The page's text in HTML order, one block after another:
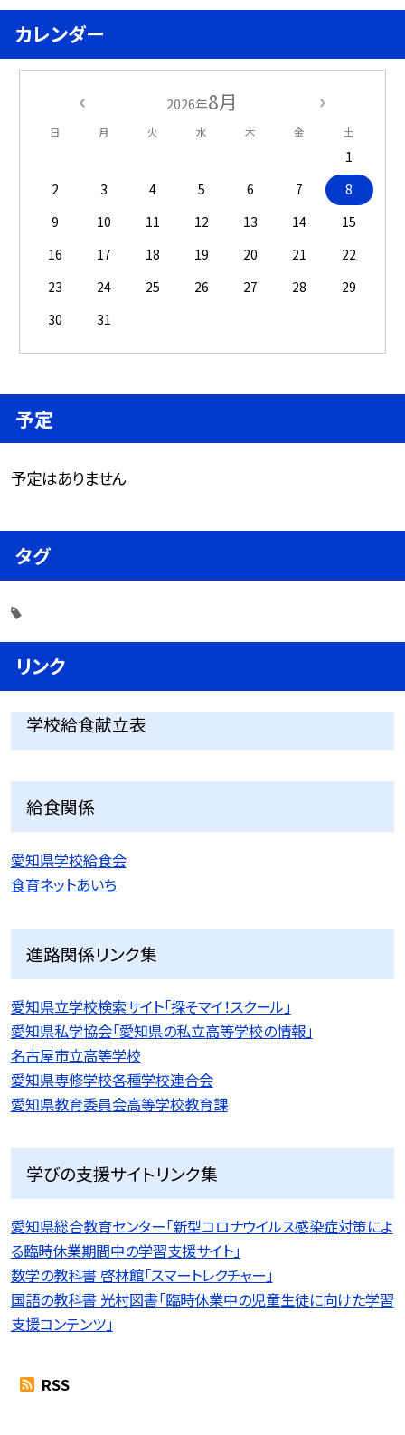
カレンダー
2026年8月
日 月 火 水 木 金 土
1
2
3 4 5 6 7
8
9
10 11 12 13 14
15
16
17 18 19 20 21
22
23
24 25 26 27 28
29
30
31
予定
予定はありません
タグ
リンク
学校給食献立表
給食関係
愛知県学校給食会
食育ネットあいち
進路関係リンク集
愛知県立学校検索サイト「探そマイ！スクール」
愛知県私学協会「愛知県の私立高等学校の情報」
名古屋市立高等学校
愛知県専修学校各種学校連合会
愛知県教育委員会高等学校教育課
学びの支援サイトリンク集
愛知県総合教育センター「新型コロナウイルス感染症対策によ
る臨時休業期間中の学習支援サイト」
数学の教科書 啓林館「スマートレクチャー」
国語の教科書 光村図書「臨時休業中の児童生徒に向けた学習
支援コンテンツ」
RSS